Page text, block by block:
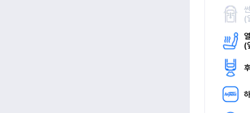
(
(